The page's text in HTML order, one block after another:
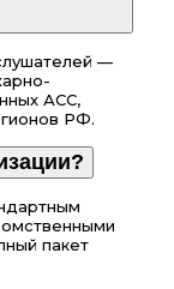
—
АСС,
РФ.
пакет